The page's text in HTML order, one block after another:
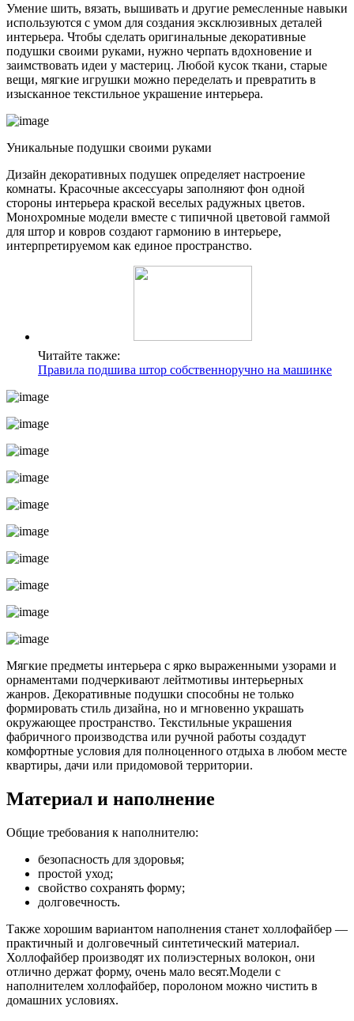
Умение шить, вязать, вышивать и другие ремесленные навыки
используются с умом для создания эксклюзивных деталей
интерьера. Чтобы сделать оригинальные декоративные
подушки своими руками, нужно черпать вдохновение и
заимствовать идеи у мастериц. Любой кусок ткани, старые
вещи, мягкие игрушки можно переделать и превратить в
изысканное текстильное украшение интерьера.
Уникальные подушки своими руками
Дизайн декоративных подушек определяет настроение
комнаты. Красочные аксессуары заполняют фон одной
стороны интерьера краской веселых радужных цветов.
Монохромные модели вместе с типичной цветовой гаммой
для штор и ковров создают гармонию в интерьере,
интерпретируемом как единое пространство.
Читайте также:
Правила подшива штор собственноручно на машинке
Мягкие предметы интерьера с ярко выраженными узорами и
орнаментами подчеркивают лейтмотивы интерьерных
жанров. Декоративные подушки способны не только
формировать стиль дизайна, но и мгновенно украшать
окружающее пространство. Текстильные украшения
фабричного производства или ручной работы создадут
комфортные условия для полноценного отдыха в любом месте
квартиры, дачи или придомовой территории.
Материал и наполнение
Общие требования к наполнителю:
безопасность для здоровья;
простой уход;
свойство сохранять форму;
долговечность.
Также хорошим вариантом наполнения станет холлофайбер —
практичный и долговечный синтетический материал.
Холлофайбер производят их полиэстерных волокон, они
отлично держат форму, очень мало весят.Модели с
наполнителем холлофайбер, поролоном можно чистить в
домашних условиях.